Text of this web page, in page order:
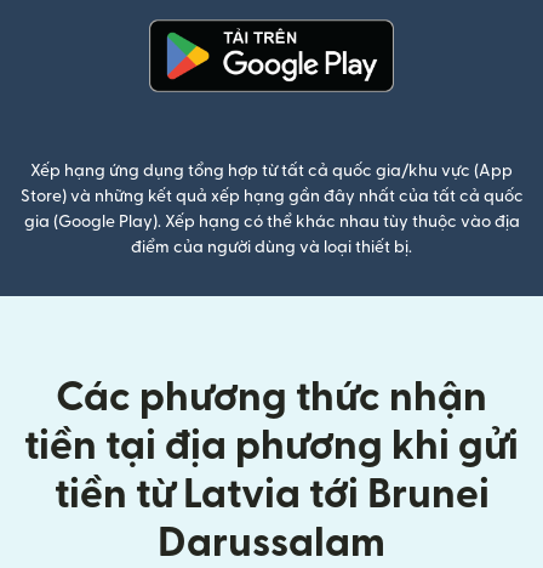
Xếp hạng ứng dụng tổng hợp từ tất cả quốc gia/khu vực (App
Store) và những kết quả xếp hạng gần đây nhất của tất cả quốc
gia (Google Play). Xếp hạng có thể khác nhau tùy thuộc vào địa
điểm của người dùng và loại thiết bị.
Các phương thức nhận
tiền tại địa phương khi gửi
tiền từ Latvia tới Brunei
Darussalam